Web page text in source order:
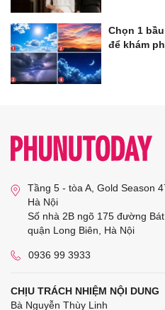
Chọn 1
để khám
Tầng 5 - tòa A, Gold Season
Hà Nội
Số nhà 2B ngõ 175 đường
quận Long Biên, Hà Nội
0936 99 3933
CHỊU TRÁCH NHIỆM NỘI DUNG
Bà Nguyễn Thùy Linh